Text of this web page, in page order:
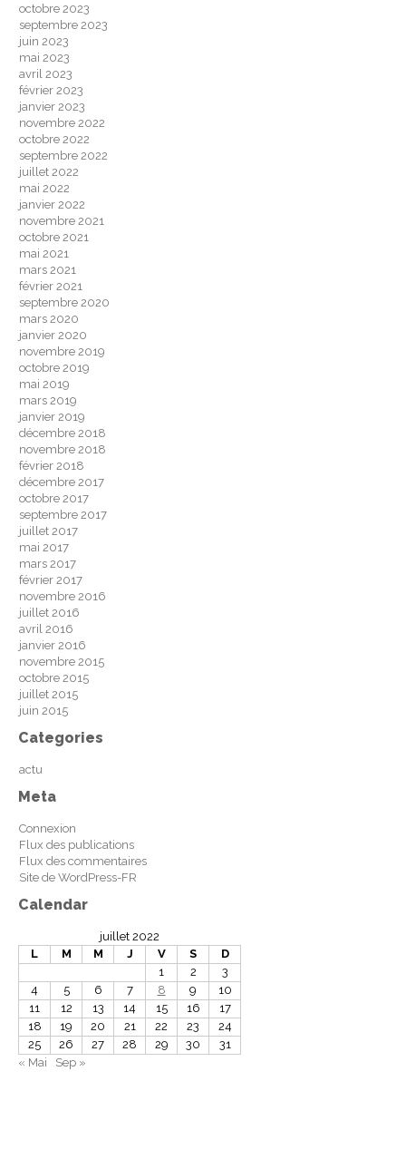
octobre 2023
septembre 2023
juin 2023
mai 2023
avril 2023
février 2023
janvier 2023
novembre 2022
octobre 2022
septembre 2022
juillet 2022
mai 2022
janvier 2022
novembre 2021
octobre 2021
mai 2021
mars 2021
février 2021
septembre 2020
mars 2020
janvier 2020
novembre 2019
octobre 2019
mai 2019
mars 2019
janvier 2019
décembre 2018
novembre 2018
février 2018
décembre 2017
octobre 2017
septembre 2017
juillet 2017
mai 2017
mars 2017
février 2017
novembre 2016
juillet 2016
avril 2016
janvier 2016
novembre 2015
octobre 2015
juillet 2015
juin 2015
Categories
actu
Meta
Connexion
Flux des publications
Flux des commentaires
Site de WordPress-FR
Calendar
juillet 2022
L
M M J V S
D
1
2
3
4
5 6 7 8 9
10
11
12 13 14 15 16
17
18
19 20 21 22 23
24
25
26 27 28 29 30
31
« Mai
Sep »